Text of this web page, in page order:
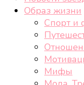
Образ жизни
Спорт и
Мифы